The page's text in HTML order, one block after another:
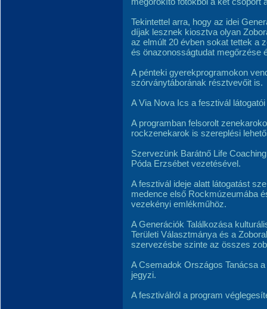
Tekintettel arra, hogy az idei
díjak lesznek kiosztva olyan
az elmúlt 20 évben sokat tettek a
és önazonosságtudat megőrzése
A pénteki gyerekprogramokon
szórványtáborának résztvevőit is.
A Via Nova Ics a fesztivál
A programban felsorolt
rockzenekarok is szereplési
Szervezünk Barátnő Life
Póda Erzsébet vezetésével.
A fesztivál ideje alatt látogatást
medence első Rockmúzeumába
vezekényi emlékműhöz.
A Generációk Találkozása
Területi Választmánya és a
szervezésbe szinte az összes
A Csemadok Országos Tanácsa
jegyzi.
A fesztiválról a program